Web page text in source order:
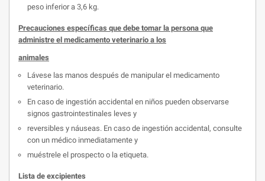
peso inferior a 3,6 kg.
Precauciones específicas que debe tomar la persona que
administre el medicamento veterinario a los
animales
Lávese las manos después de manipular el medicamento
veterinario.
En caso de ingestión accidental en niños pueden observarse
signos gastrointestinales leves y
reversibles y náuseas. En caso de ingestión accidental, consulte
con un médico inmediatamente y
muéstrele el prospecto o la etiqueta.
Lista de excipientes